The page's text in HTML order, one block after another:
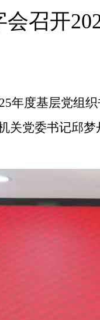
召开
5年度基层党组
关党委书记邱梦